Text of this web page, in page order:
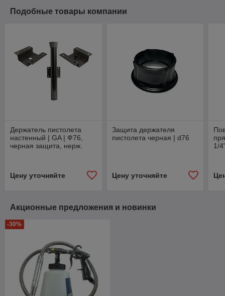
Подобные товары компании
Держатель пистолета
настенный | GA | Ф76,
черная защита, нерж.
Цену уточняйте
Защита держателя
пистолета черная | d76
Цену уточняйте
1/
Акционные предложения и новинки
-30%